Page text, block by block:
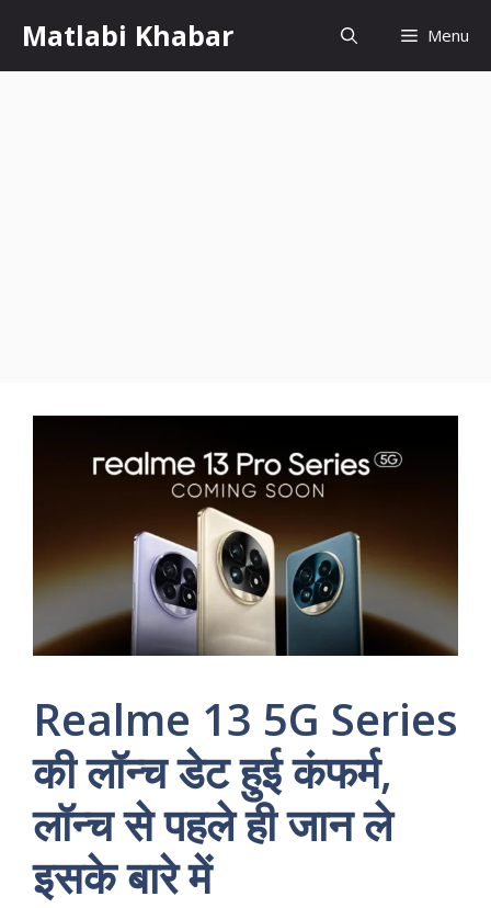
content
Matlabi Khabar Menu
Realme 13 5G Series
की लॉन्च डेट हुई कंफर्म,
लॉन्‍च से पहले ही जान ले
इसके बारे में